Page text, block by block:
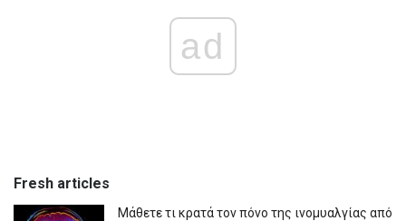
ad
Fresh articles
Μάθετε τι κρατά τον πόνο της ινομυαλγίας από